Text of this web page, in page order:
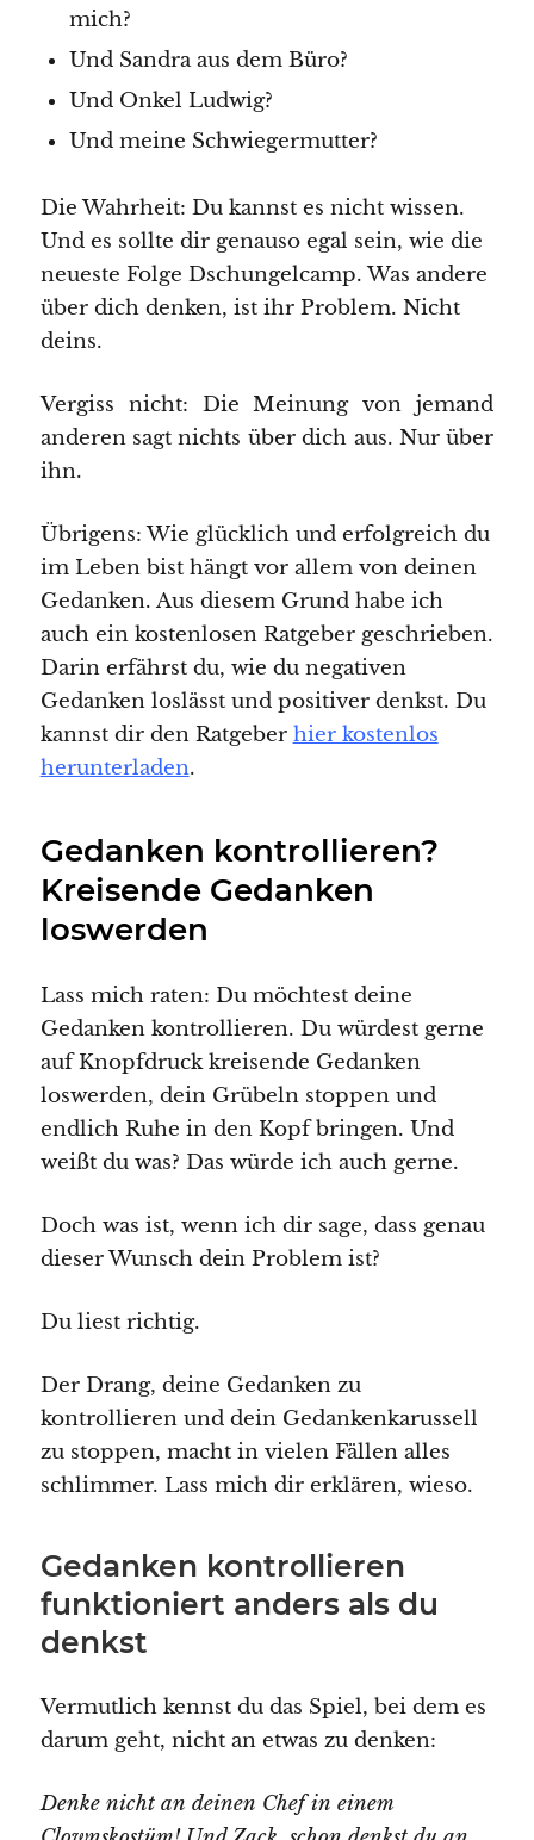
mich?
Und Sandra aus dem Büro?
Und Onkel Ludwig?
Und meine Schwiegermutter?
Die Wahrheit: Du kannst es nicht wissen.
Und es sollte dir genauso egal sein, wie die
neueste Folge Dschungelcamp. Was andere
über dich denken, ist ihr Problem. Nicht
deins.
Vergiss nicht: Die Meinung von jemand
anderen sagt nichts über dich aus. Nur über
ihn.
Übrigens: Wie glücklich und erfolgreich du
im Leben bist hängt vor allem von deinen
Gedanken. Aus diesem Grund habe ich
auch ein kostenlosen Ratgeber geschrieben.
Darin erfährst du, wie du negativen
Gedanken loslässt und positiver denkst. Du
kannst dir den Ratgeber hier kostenlos
herunterladen.
Gedanken kontrollieren?
Kreisende Gedanken
loswerden
Lass mich raten: Du möchtest deine
Gedanken kontrollieren. Du würdest gerne
auf Knopfdruck kreisende Gedanken
loswerden, dein Grübeln stoppen und
endlich Ruhe in den Kopf bringen. Und
weißt du was? Das würde ich auch gerne.
Doch was ist, wenn ich dir sage, dass genau
dieser Wunsch dein Problem ist?
Du liest richtig.
Der Drang, deine Gedanken zu
kontrollieren und dein Gedankenkarussell
zu stoppen, macht in vielen Fällen alles
schlimmer. Lass mich dir erklären, wieso.
Gedanken kontrollieren
funktioniert anders als du
denkst
Vermutlich kennst du das Spiel, bei dem es
darum geht, nicht an etwas zu denken:
Denke nicht an deinen Chef in einem